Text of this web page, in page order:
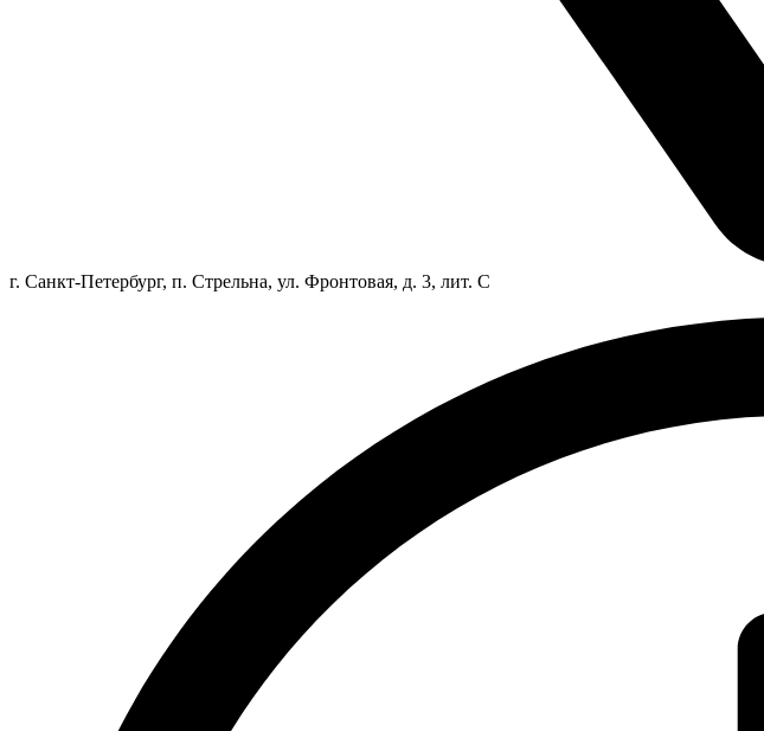
г. Санкт-Петербург, п. Стрельна, ул. Фронтовая, д. 3, лит. С